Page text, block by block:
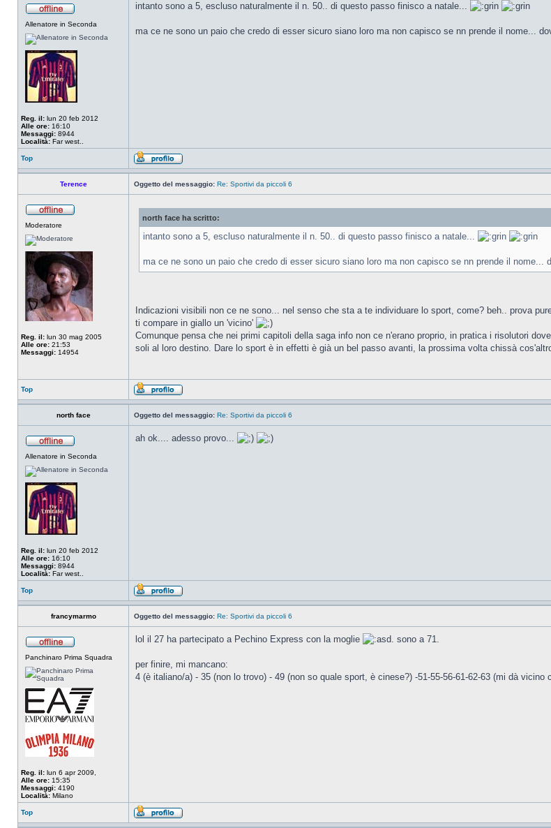
Allenatore in Seconda
Reg. il: lun 20 feb 2012
Alle ore: 16:10
Messaggi: 8944
Località: Far west..
intanto sono a 5, escluso naturalmente il n. 50.. di questo passo finisco a natale...
ma ce ne sono un paio che credo di esser sicuro siano loro ma non capisco se nn prende il nome...
Top
Terence Oggetto del messaggio: Re: Sportivi da piccoli 6
Moderatore
Reg. il: lun 30 mag 2005
Alle ore: 21:53
Messaggi: 14954
north face ha scritto:
intanto sono a 5, escluso naturalmente il n. 50.. di questo passo finisco a natale...
ma ce ne sono un paio che credo di esser sicuro siano loro ma non capisco se nn prende il
Indicazioni visibili non ce ne sono... nel senso che sta a te individuare lo sport, come? beh.. prova
ti compare in giallo un 'vicino'
Comunque pensa che nei primi capitoli della saga info non ce n'erano proprio, in pratica i risolutori
soli al loro destino. Dare lo sport è in effetti è già un bel passo avanti, la prossima volta chissà
Top
north face Oggetto del messaggio: Re: Sportivi da piccoli 6
Allenatore in Seconda
Reg. il: lun 20 feb 2012
Alle ore: 16:10
Messaggi: 8944
Località: Far west..
ah ok.... adesso provo...
Top
francymarmo Oggetto del messaggio: Re: Sportivi da piccoli 6
Panchinaro Prima Squadra
Reg. il: lun 6 apr 2009,
Alle ore: 15:35
Messaggi: 4190
Località: Milano
lol il 27 ha partecipato a Pechino Express con la moglie . sono a 71.
per finire, mi mancano:
4 (è italiano/a) - 35 (non lo trovo) - 49 (non so quale sport, è cinese?) -51-55-56-61-62-63 (mi dà vicino
Top